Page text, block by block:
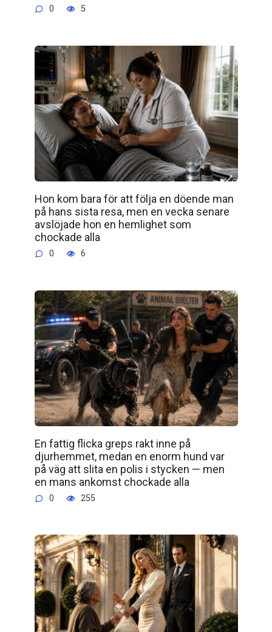
0 5
Hon kom bara för att följa en döende man
på hans sista resa, men en vecka senare
avslöjade hon en hemlighet som
chockade alla
0 6
En fattig flicka greps rakt inne på
djurhemmet, medan en enorm hund var
på väg att slita en polis i stycken — men
en mans ankomst chockade alla
0 255